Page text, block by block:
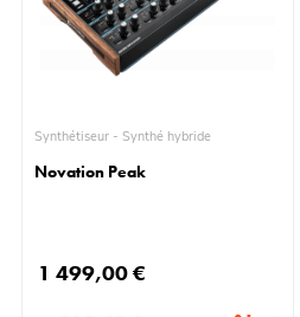
Synthétiseur - Synthé hybride
Novation Peak
1 499,00 €